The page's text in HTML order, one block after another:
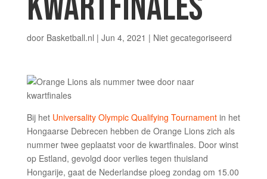
door Basketball.nl | Jun 4, 2021 | Niet gecategoriseerd
Bij het Universality Olympic Qualifying Tournamentin het
Hongaarse Debrecen hebben de Orange Lions zich als
nummer twee geplaatst voor de kwartfinales. Door winst
op Estland, gevolgd door verlies tegen thuisland
Hongarije, gaat de Nederlandse ploeg zondag om 15.00